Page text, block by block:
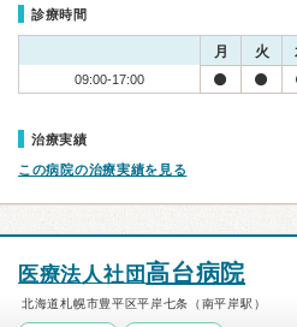
診療時間
月 火
09:00-17:00
治療実績
この病院の治療実績を見る
医療法人社団高台病院
北海道札幌市豊平区平岸七条（南平岸駅）